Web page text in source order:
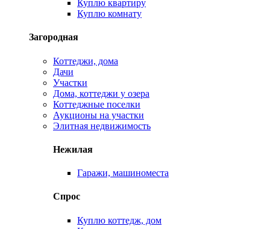
Куплю квартиру
Куплю комнату
Загородная
Коттеджи, дома
Дачи
Участки
Дома, коттеджи у озера
Коттеджные поселки
Аукционы на участки
Элитная недвижимость
Нежилая
Гаражи, машиноместа
Спрос
Куплю коттедж, дом